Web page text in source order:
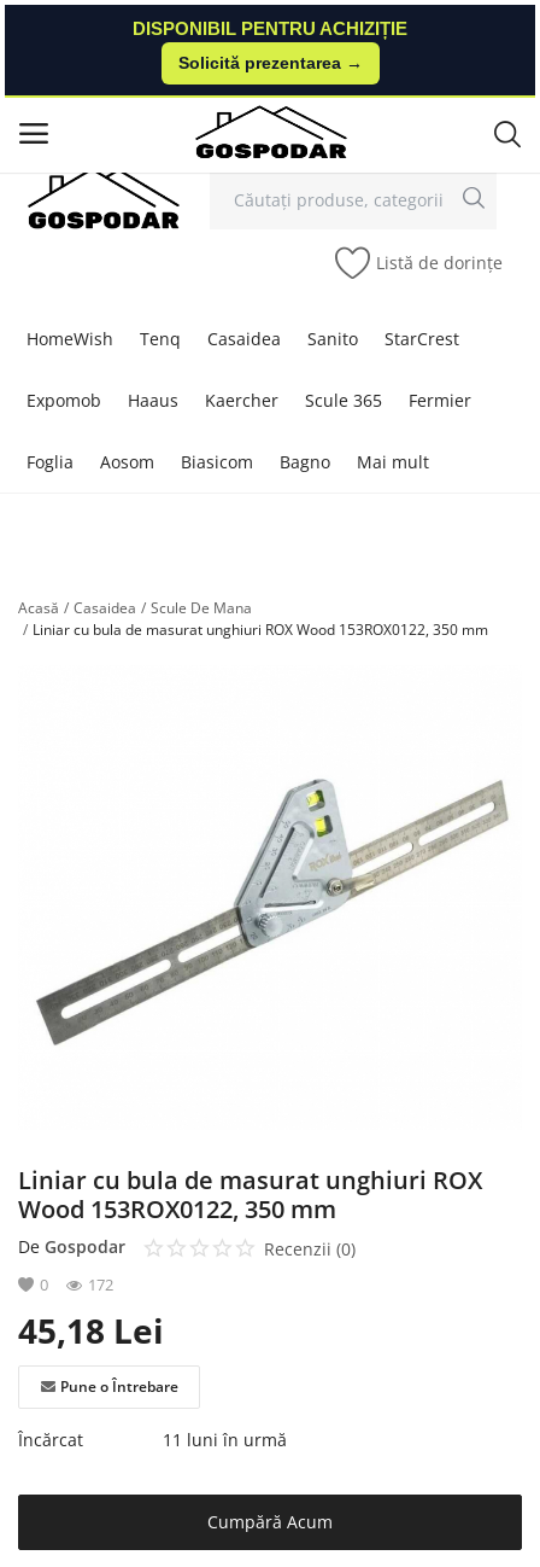
DISPONIBIL PENTRU ACHIZIȚIE
Solicită prezentarea →
Contact Autentificare Înregistrare
Listă de dorințe
HomeWish Tenq Casaidea Sanito StarCrest
Expomob Haaus Kaercher Scule 365 Fermier
Foglia Aosom Biasicom Bagno Mai mult
DISPONIBIL PENTRU ACHIZIȚIE
Solicită prezentarea →
Meniu principal
Categorii
Acasă Casaidea
Scule De Mana
Liniar cu bula de masurat unghiuri ROX Wood 153ROX0122, 350 mm
Liniar cu bula de masurat unghiuri ROX
Wood 153ROX0122, 350 mm
De Gospodar Recenzii (0)
0 172
45,18 Lei
Pune o Întrebare
Încărcat 11 luni în urmă
Cumpără Acum